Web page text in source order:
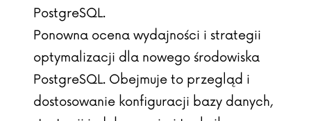
PostgreSQL.
Ponowna ocena wydajności i strategii
optymalizacji dla nowego środowiska
PostgreSQL. Obejmuje to przegląd i
dostosowanie konfiguracji bazy danych,